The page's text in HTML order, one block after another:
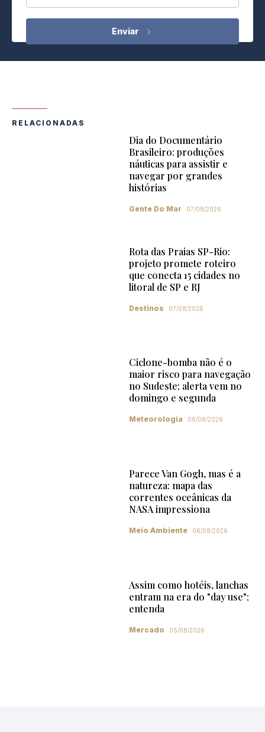
RELACIONADAS
Dia do Documentário
Brasileiro: produções
náuticas para assistir e
navegar por grandes
histórias
Gente Do Mar 07/08/2026
Rota das Praias SP-Rio:
projeto promete roteiro
que conecta 15 cidades no
litoral de SP e RJ
Destinos 07/08/2026
Ciclone-bomba não é o
maior risco para navegação
no Sudeste; alerta vem no
domingo e segunda
Meteorologia 06/08/2026
Parece Van Gogh, mas é a
natureza: mapa das
correntes oceânicas da
NASA impressiona
Meio Ambiente 06/08/2026
Assim como hotéis, lanchas
entram na era do "day use";
entenda
Mercado 05/08/2026